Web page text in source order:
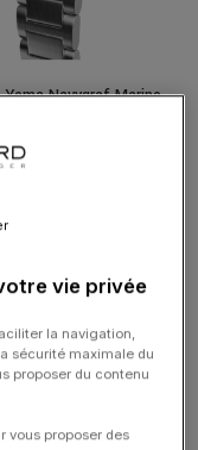
Navygraf Marine
Acier 39MM
vie privée
la navigation,
sécurité maximale du
proposer du contenu
vous proposer des